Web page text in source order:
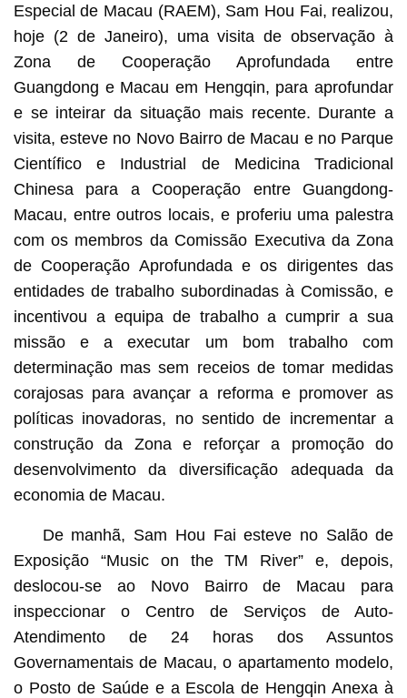
Especial de Macau (RAEM), Sam Hou Fai, realizou,
hoje (2 de Janeiro), uma visita de observação à
Zona de Cooperação Aprofundada entre
Guangdong e Macau em Hengqin, para aprofundar
e se inteirar da situação mais recente. Durante a
visita, esteve no Novo Bairro de Macau e no Parque
Científico e Industrial de Medicina Tradicional
Chinesa para a Cooperação entre Guangdong-
Macau, entre outros locais, e proferiu uma palestra
com os membros da Comissão Executiva da Zona
de Cooperação Aprofundada e os dirigentes das
entidades de trabalho subordinadas à Comissão, e
incentivou a equipa de trabalho a cumprir a sua
missão e a executar um bom trabalho com
determinação mas sem receios de tomar medidas
corajosas para avançar a reforma e promover as
políticas inovadoras, no sentido de incrementar a
construção da Zona e reforçar a promoção do
desenvolvimento da diversificação adequada da
economia de Macau.
De manhã, Sam Hou Fai esteve no Salão de
Exposição “Music on the TM River” e, depois,
deslocou-se ao Novo Bairro de Macau para
inspeccionar o Centro de Serviços de Auto-
Atendimento de 24 horas dos Assuntos
Governamentais de Macau, o apartamento modelo,
o Posto de Saúde e a Escola de Hengqin Anexa à